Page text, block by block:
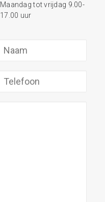
Maandag tot vrijdag 9.00-
17.00 uur